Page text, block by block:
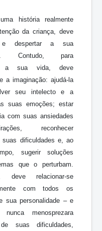
história realmente
da criança, deve
e despertar a sua
Contudo, para
a sua vida, deve
a imaginação: ajudá-la
seu intelecto e a
suas emoções; estar
com suas ansiedades
reconhecer
suas dificuldades e, ao
sugerir soluções
que o perturbam.
deve relacionar-se
com todos os
sua personalidade – e
menosprezara
suas dificuldades,